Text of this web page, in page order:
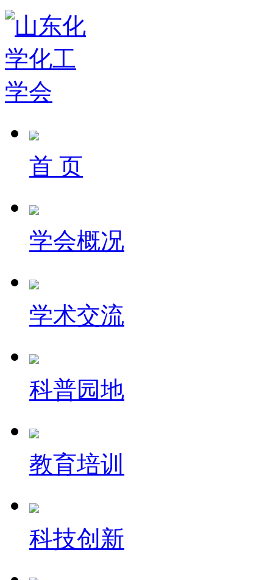
首 页
学会概况
学术交流
科普园地
教育培训
科技创新